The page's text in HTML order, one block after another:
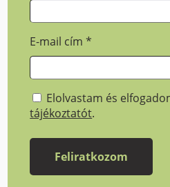
E-mail cím*
Elolvastam és
tájékoztatót.